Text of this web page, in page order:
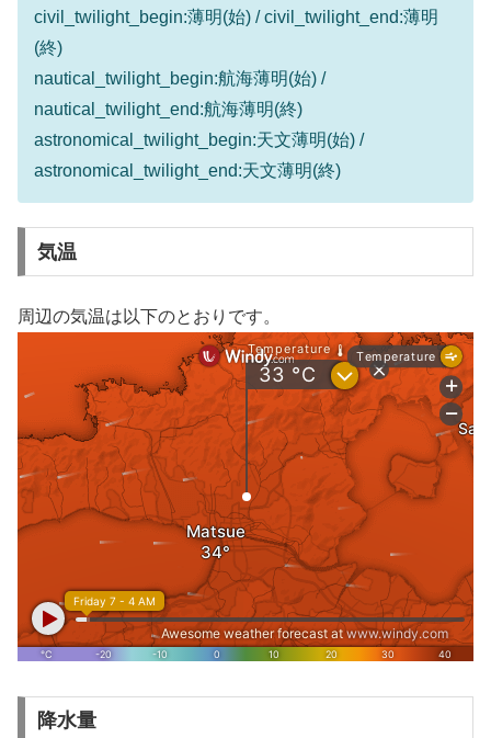
civil_twilight_begin:薄明(始) / civil_twilight_end:薄明
(終)
nautical_twilight_begin:航海薄明(始) /
nautical_twilight_end:航海薄明(終)
astronomical_twilight_begin:天文薄明(始) /
astronomical_twilight_end:天文薄明(終)
気温
周辺の気温は以下のとおりです。
降水量